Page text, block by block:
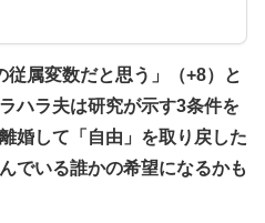
属変数だと思う」（+8）と
ハラ夫は研究が示す3条件を
婚して「自由」を取り戻した
でいる誰かの希望になるかも